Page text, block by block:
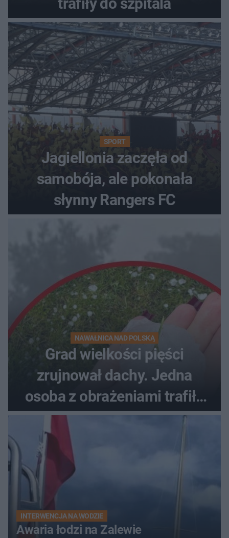
SPORT
Jagiellonia zaczęła od
samobója, ale pokonała
słynny Rangers FC
NAWAŁNICA NAD POLSKĄ
Grad wielkości pięści
zrujnował dachy. Jedna
osoba z obrażeniami trafiła
do szpitala
INTERWENCJA NA WODZIE
Awaria łodzi na Zalewie